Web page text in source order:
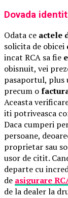
Dovada
Odata ce actele
solicita de obicei
incat RCA sa fie
obisnuit, vei
pasaportul, plus
precum o
Aceasta
iti potriveasca
Daca cumperi
persoane,
proprietar sau
usor de citit.
departe cu
de asigurare
de la dealer la